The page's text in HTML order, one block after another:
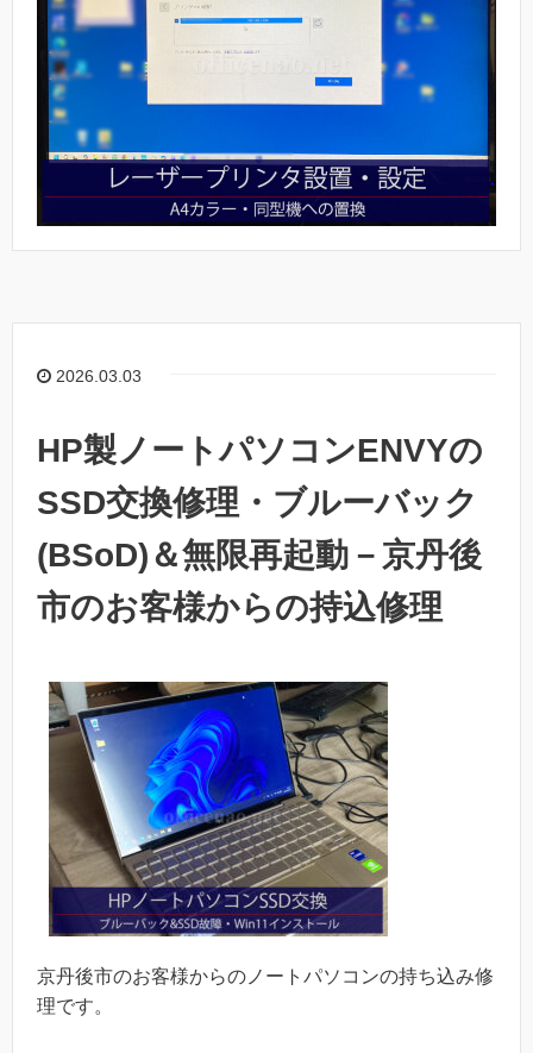
2026.03.03
HP製ノートパソコンENVYの
SSD交換修理・ブルーバック
(BSoD)＆無限再起動－京丹後
市のお客様からの持込修理
京丹後市のお客様からのノートパソコンの持ち込み修
理です。